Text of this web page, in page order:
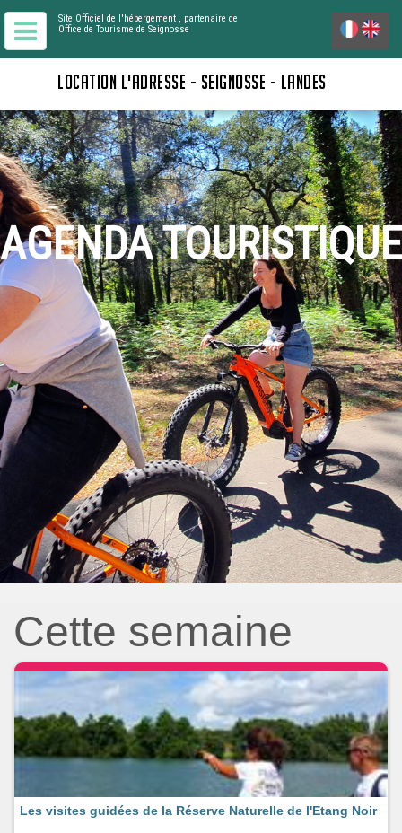
Site Officiel de l'hébergement , partenaire de
Office de Tourisme de Seignosse
LOCATION L'ADRESSE - SEIGNOSSE - LANDES
AGENDA TOURISTIQUE
Cette semaine
Les visites guidées de la Réserve Naturelle de l'Etang Noir